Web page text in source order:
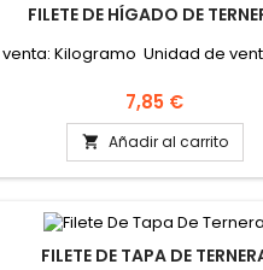
FILETE DE HÍGADO DE
Kilogramo Unidad de
Precio
7,85 €
 Añadir al carrito
FILETE DE TAPA DE